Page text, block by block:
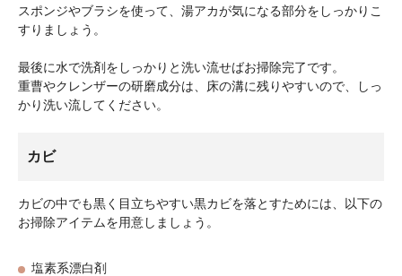
スポンジやブラシを使って、湯アカが気になる部分をしっかりこ
すりましょう。
最後に水で洗剤をしっかりと洗い流せばお掃除完了です。
重曹やクレンザーの研磨成分は、床の溝に残りやすいので、しっ
かり洗い流してください。
カビ
カビの中でも黒く目立ちやすい黒カビを落とすためには、以下の
お掃除アイテムを用意しましょう。
塩素系漂白剤